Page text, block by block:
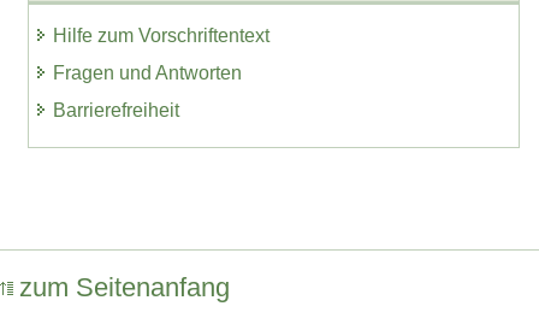
Hilfe zum Vorschriftentext
Fragen und Antworten
Barrierefreiheit
zum Seitenanfang